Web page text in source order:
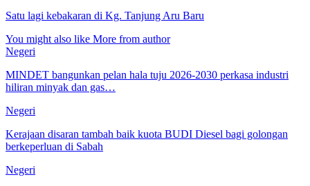
Satu lagi kebakaran di Kg. Tanjung Aru Baru
You might also like More from author
Negeri
MINDET bangunkan pelan hala tuju 2026-2030 perkasa industri
hiliran minyak dan gas…
Negeri
Kerajaan disaran tambah baik kuota BUDI Diesel bagi golongan
berkeperluan di Sabah
Negeri